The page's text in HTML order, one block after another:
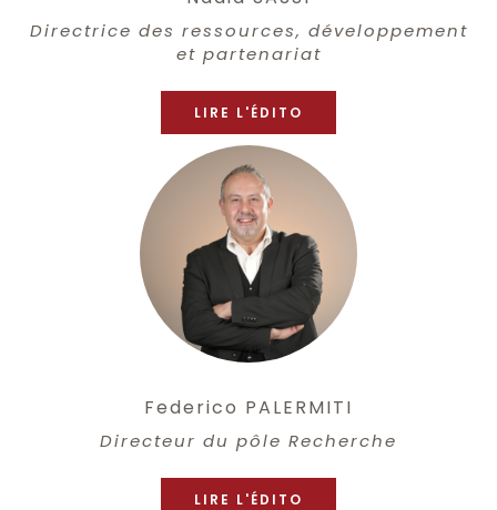
Directrice des ressources, développement
et partenariat
LIRE L'ÉDITO
Federico PALERMITI
Directeur du pôle Recherche
LIRE L'ÉDITO